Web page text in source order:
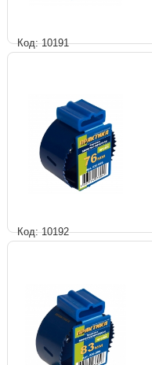
Код: 10191
Код: 10192